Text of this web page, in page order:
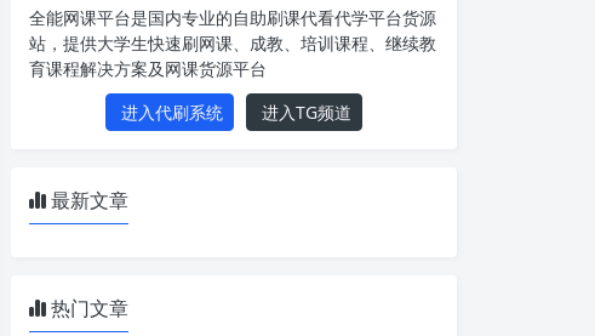
全能网课平台是国内专业的自助刷课代看代学平台货源
站，提供大学生快速刷网课、成教、培训课程、继续教
育课程解决方案及网课货源平台
进入代刷系统
进入TG频道
最新文章
热门文章